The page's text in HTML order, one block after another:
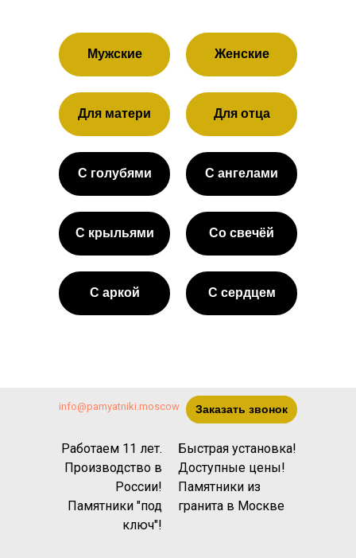
Мужские Женские
Для отца
Для матери
С ангелами
С голубями
Со свечёй
С сердцем
С аркой
С крыльями
Работаем 11 лет.
Производство в
России!
Памятники "под
ключ"!
info@pamyatniki.moscow
Быстрая установка!
Доступные цены!
Памятники из
гранита в Москве
Заказать звонок